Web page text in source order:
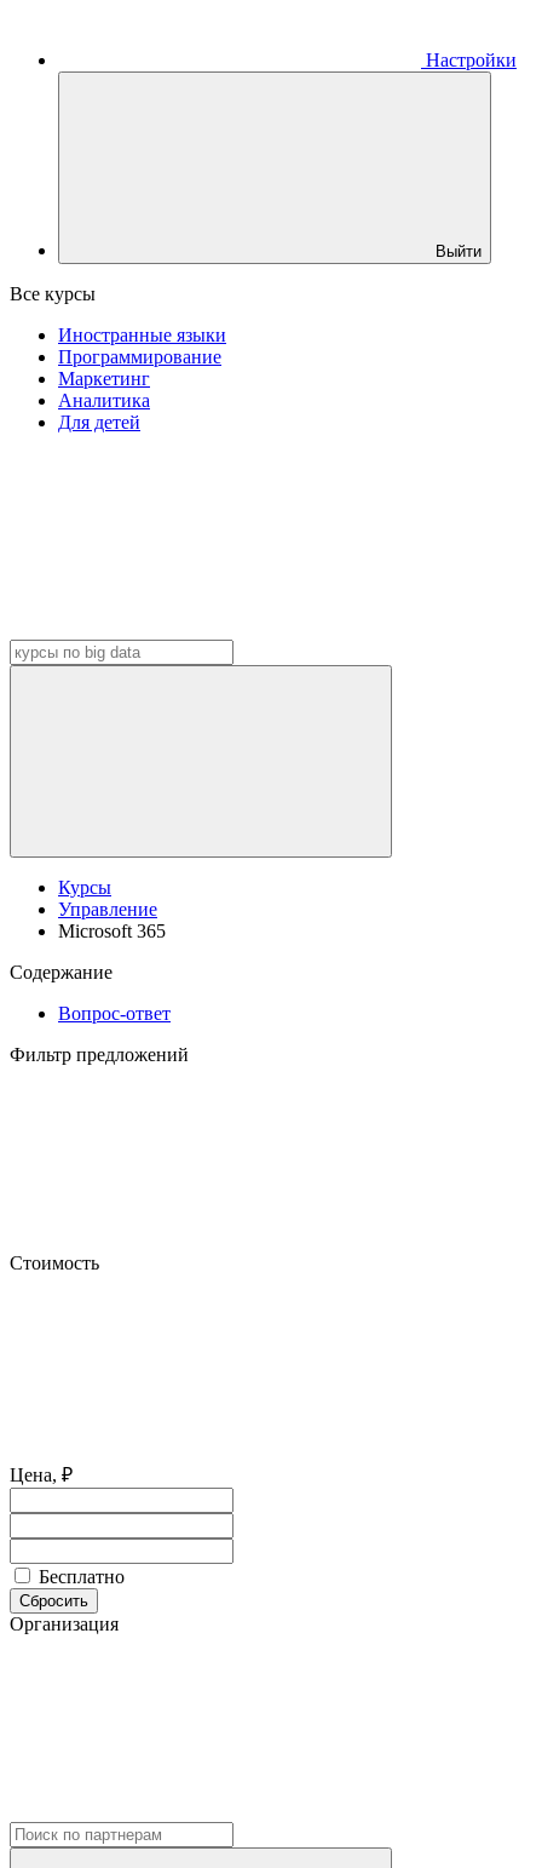
Настройки
Выйти
Все курсы
Иностранные языки
Программирование
Маркетинг
Аналитика
Для детей
Курсы
Управление
Microsoft 365
Содержание
Вопрос-ответ
Фильтр предложений
Стоимость
Цена, ₽
Бесплатно
Сбросить
Организация